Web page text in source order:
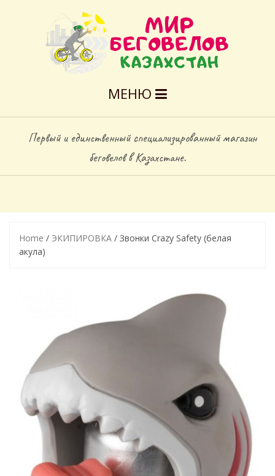
МЕНЮ
Первый и единственный специализированный магазин
беговелов в Казахстане.
Home / ЭКИПИРОВКА / Звонки Crazy Safety (белая
акула)